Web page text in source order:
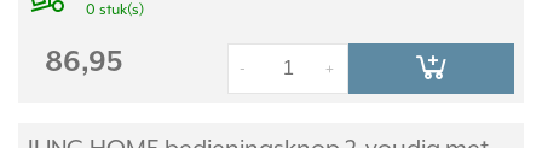
0 stuk(s)
86,95 +
-